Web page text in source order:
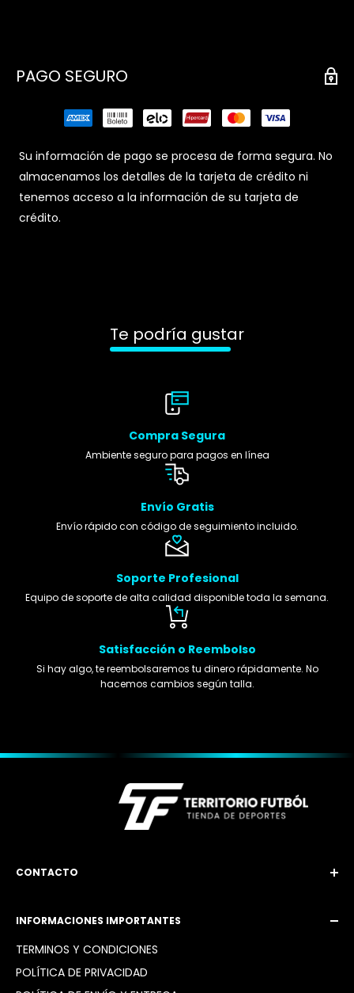
PAGO SEGURO
Su información de pago se procesa de forma segura. No
almacenamos los detalles de la tarjeta de crédito ni
tenemos acceso a la información de su tarjeta de
crédito.
Te podría gustar
Compra Segura
Ambiente seguro para pagos en línea
Envío Gratis
Envío rápido con código de seguimiento incluido.
Soporte Profesional
Equipo de soporte de alta calidad disponible toda la semana.
Satisfacción o Reembolso
Si hay algo, te reembolsaremos tu dinero rápidamente. No
hacemos cambios según talla.
CONTACTO
Instagram: @territoriofutbol2_
INFORMACIONES IMPORTANTES
TÉRMINOS Y CONDICIONES
POLÍTICA DE PRIVACIDAD